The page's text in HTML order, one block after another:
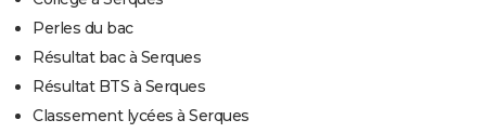
Perles du bac
Résultat bac à Serques
Résultat BTS à Serques
Classement lycées à Serques